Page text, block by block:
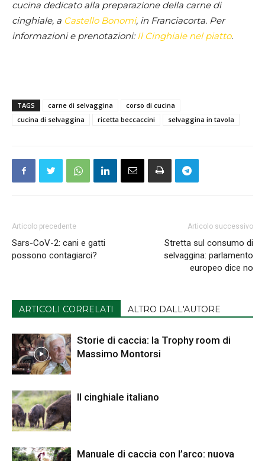
cucina dedicato alla preparazione della carne di
cinghiale, a Castello Bonomi, in Franciacorta. Per
informazioni e prenotazioni:Il Cinghiale nel piatto.
TAGS carne di selvaggina
corso di cucina
cucina di selvaggina
ricetta beccaccini selvaggina in tavola
Articolo precedente
Sars-CoV-2: cani e gatti
possono contagiarci?
Articolo successivo
Stretta sul consumo di
selvaggina: parlamento
europeo dice no
ARTICOLI CORRELATI ALTRO DALL'AUTORE
Storie di caccia: la Trophy room di
Massimo Montorsi
Il cinghiale italiano
Manuale di caccia con l’arco: nuova